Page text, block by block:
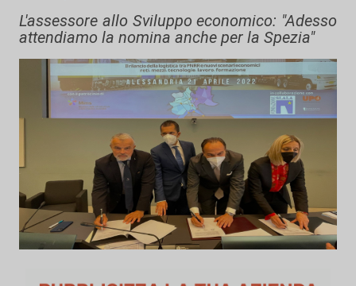
L'assessore allo Sviluppo economico: "Adesso
attendiamo la nomina anche per la Spezia"